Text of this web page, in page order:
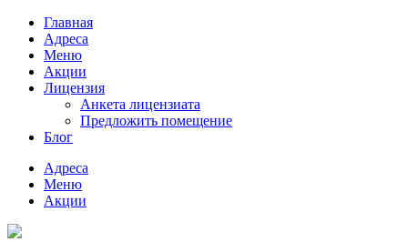
Главная
Адреса
Меню
Акции
Лицензия
Анкета лицензиата
Предложить помещение
Блог
Адреса
Меню
Акции